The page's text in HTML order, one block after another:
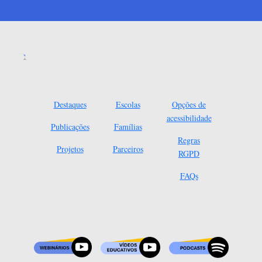
Destaques
Publicações
Projetos
Escolas
Famílias
Parceiros
Opções de
acessibilidade
Regras
RGPD
FAQs